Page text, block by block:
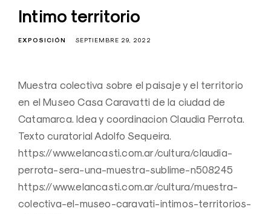
Intimo territorio
EXPOSICIÓN SEPTIEMBRE 29, 2022
Muestra colectiva sobre el paisaje y el territorio
en el Museo Casa Caravatti de la ciudad de
Catamarca. Idea y coordinacion Claudia Perrota.
Texto curatorial Adolfo Sequeira.
https://www.elancasti.com.ar/cultura/claudia-
perrota-sera-una-muestra-sublime-n508245
https://www.elancasti.com.ar/cultura/muestra-
colectiva-el-museo-caravati-intimos-territorios-